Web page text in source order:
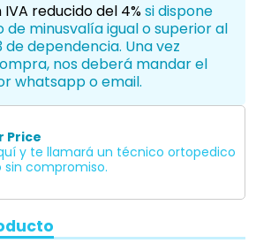
reducido del 4%si dispone
minusvalía igual o superior al
de dependencia. Una vez
nos deberá mandar el
whatsapp o email.
Price
y te llamará un técnico ortopedico
sin compromiso.